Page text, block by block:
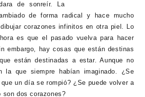
de sonreír. La
de forma radical y hace mucho
corazones infinitos en otra piel. Lo
es que el pasado vuelva para hacer
embargo, hay cosas que están destinas
están destinadas a estar. Aunque no
la que siempre habían imaginado. ¿Se
un día se rompió? ¿Se puede volver a
son dos corazones?